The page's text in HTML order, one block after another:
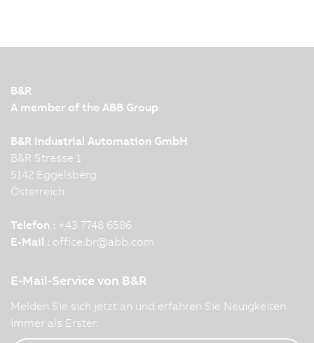
B&R
A member of the ABB Group
B&R Industrial Automation GmbH
B&R Strasse 1
5142 Eggelsberg
Österreich
Telefon : +43 7748 6586
E-Mail : office.br@abb.com
E-Mail-Service von B&R
Melden Sie sich jetzt an und erfahren Sie Neuigkeiten
immer als Erster.